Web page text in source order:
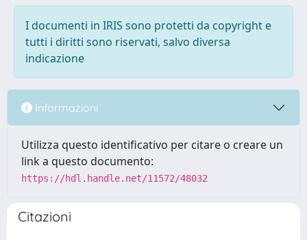
I documenti in IRIS sono protetti da copyright e
tutti i diritti sono riservati, salvo diversa
indicazione
Informazioni
Utilizza questo identificativo per citare o creare un
link a questo documento:
https://hdl.handle.net/11572/48032
Citazioni